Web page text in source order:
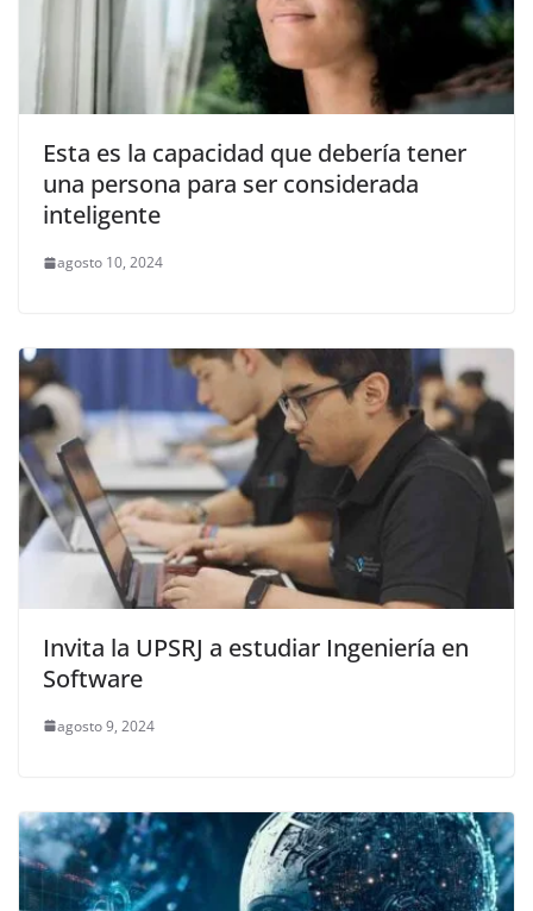
Esta es la capacidad que debería tener
una persona para ser considerada
inteligente
agosto 10, 2024
Invita la UPSRJ a estudiar Ingeniería en
Software
agosto 9, 2024